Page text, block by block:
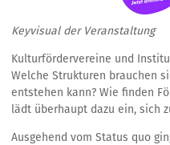
Keyvisual der Veranstaltung
Kulturfördervereine und
Welche Strukturen brauchen
entstehen kann? Wie finden
lädt überhaupt dazu ein, sich
Ausgehend vom Status quo